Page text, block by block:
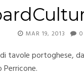
MAR 19, 2013 0
tavole portoghese,
Perricone.